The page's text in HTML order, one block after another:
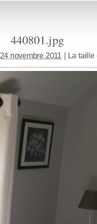
440801.jpg
24 novembre 2011 | La